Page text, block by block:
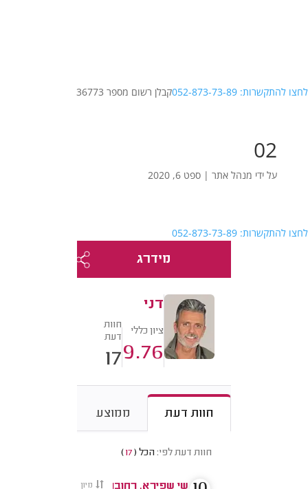
לחצו להתקשרות: 052-873-73-89 קבלן רשום מספר 36773
02
על ידי מנהל אתר| ספט 6, 2020
לחצו להתקשרות: 052-873-73-89